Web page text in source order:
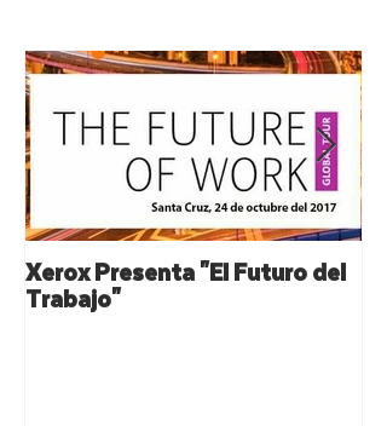
Xerox Presenta "El Futuro del
Trabajo"